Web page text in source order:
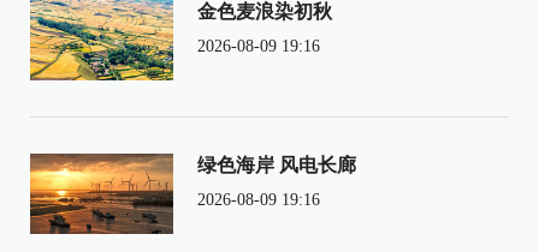
金色麦浪染初秋
2026-08-09 19:16
绿色海岸 风电长廊
2026-08-09 19:16